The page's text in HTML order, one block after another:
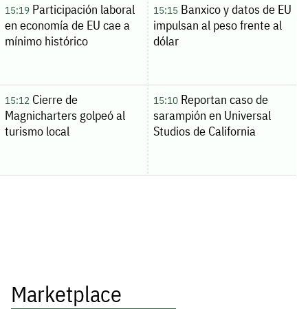
15:19Participación laboral
en economía de EU cae a
mínimo histórico
15:15Banxico y datos de EU
impulsan al peso frente al
dólar
15:12Cierre de
Magnicharters golpeó al
turismo local
15:10Reportan caso de
sarampión en Universal
Studios de California
Marketplace